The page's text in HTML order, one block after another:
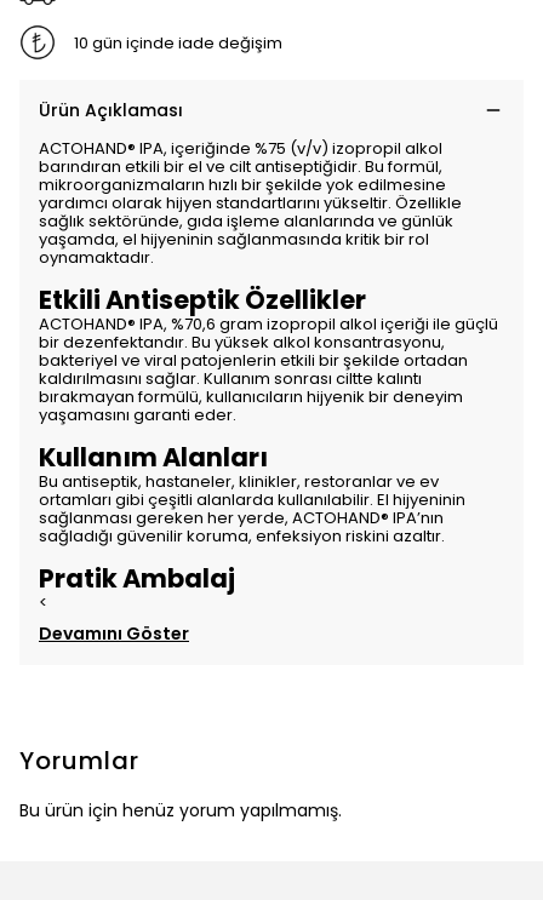
10 gün içinde iade değişim
Ürün Açıklaması
ACTOHAND® IPA, içeriğinde %75 (v/v) izopropil alkol
barındıran etkili bir el ve cilt antiseptiğidir. Bu formül,
mikroorganizmaların hızlı bir şekilde yok edilmesine
yardımcı olarak hijyen standartlarını yükseltir. Özellikle
sağlık sektöründe, gıda işleme alanlarında ve günlük
yaşamda, el hijyeninin sağlanmasında kritik bir rol
oynamaktadır.
Etkili Antiseptik Özellikler
ACTOHAND® IPA, %70,6 gram izopropil alkol içeriği ile güçlü
bir dezenfektandır. Bu yüksek alkol konsantrasyonu,
bakteriyel ve viral patojenlerin etkili bir şekilde ortadan
kaldırılmasını sağlar. Kullanım sonrası ciltte kalıntı
bırakmayan formülü, kullanıcıların hijyenik bir deneyim
yaşamasını garanti eder.
Kullanım Alanları
Bu antiseptik, hastaneler, klinikler, restoranlar ve ev
ortamları gibi çeşitli alanlarda kullanılabilir. El hijyeninin
sağlanması gereken her yerde, ACTOHAND® IPA’nın
sağladığı güvenilir koruma, enfeksiyon riskini azaltır.
Pratik Ambalaj
<
Devamını Göster
Yorumlar
Bu ürün için henüz yorum yapılmamış.